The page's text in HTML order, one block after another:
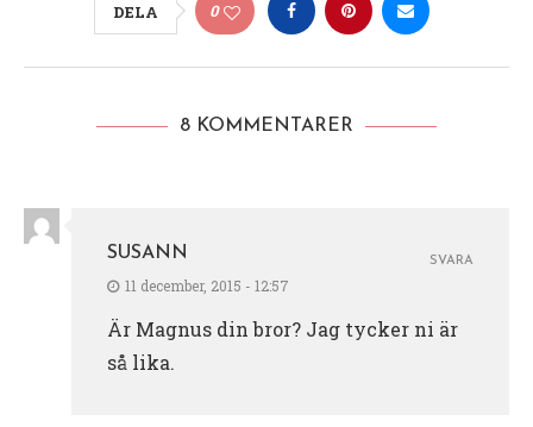
DELA 0
8 KOMMENTARER
SUSANN
11 december, 2015 - 12:57
Är Magnus din bror? Jag tycker ni är
så lika.
SVARA